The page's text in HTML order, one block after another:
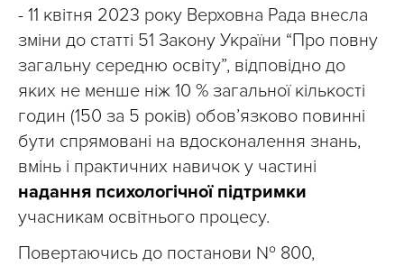
- 11 квітня 2023 року Верховна Рада внесла
зміни до статті 51 Закону України “Про повну
загальну середню освіту”, відповідно до
яких не менше ніж 10 % загальної кількості
годин (150 за 5 років) обов’язково повинні
бути спрямовані на вдосконалення знань,
вмінь і практичних навичок у частині
надання психологічної підтримки
учасникам освітнього процесу.
Повертаючись до постанови № 800,